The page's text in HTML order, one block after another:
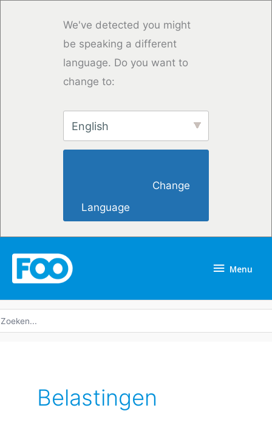
We've detected you might
be speaking a different
language. Do you want to
change to:
English
Language
Menu
Belastingen